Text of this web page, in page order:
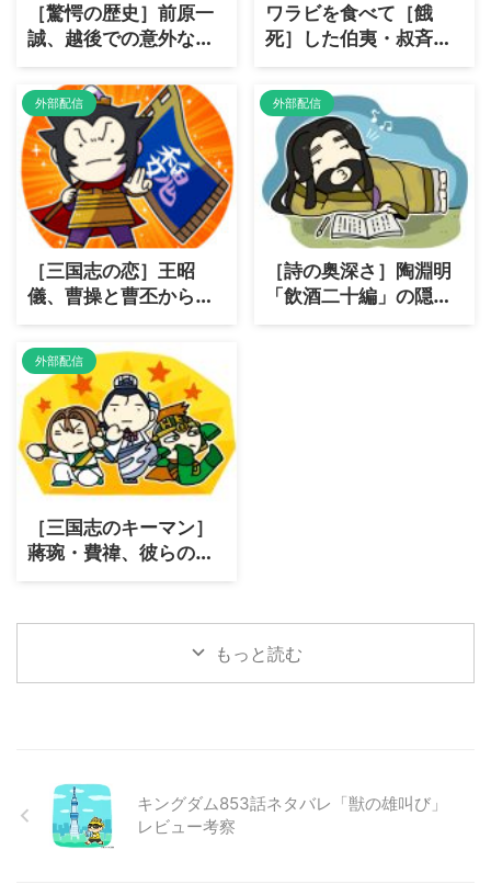
［驚愕の歴史］前原一
誠、越後での意外な善
政とは？
ワラビを食べて［餓
死］した伯夷・叔斉兄
弟の悲劇！
外部配信
［三国志の恋］王昭
儀、曹操と曹丕からの
特別な愛
外部配信
［詩の奥深さ］陶淵明
「飲酒二十編」の隠さ
れた魅力
外部配信
［三国志のキーマン］
蔣琬・費禕、彼らの影
響力とは？
もっと読む
キングダム853話ネタバレ「獣の雄叫び」
レビュー考察